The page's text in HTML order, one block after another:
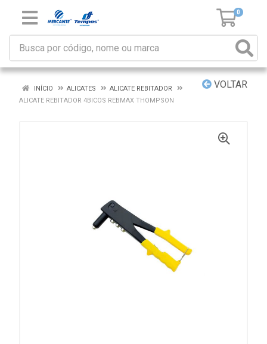
0
VOLTAR
INÍCIO ALICATES
ALICATE REBITADOR
ALICATE REBITADOR 4BICOS REBMAX THOMPSON